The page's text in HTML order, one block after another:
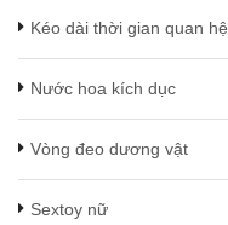
Kéo dài thời gian quan hệ
Nước hoa kích dục
Vòng đeo dương vật
Sextoy nữ